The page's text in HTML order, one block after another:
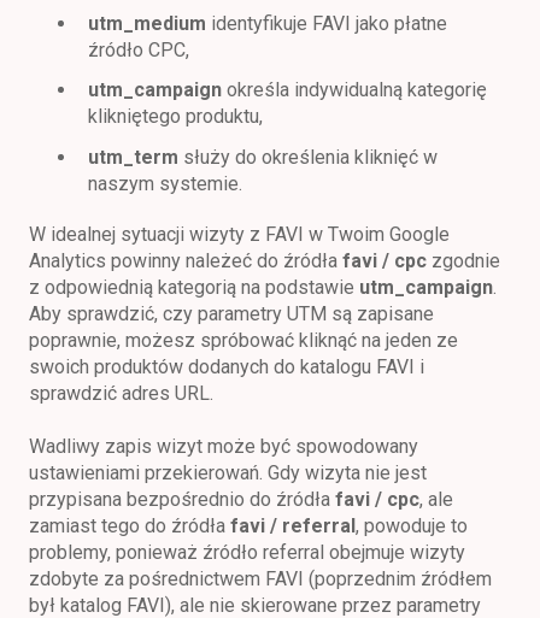
utm_medium identyfikuje FAVI jako płatne
źródło CPC,
utm_campaign określa indywidualną kategorię
klikniętego produktu,
utm_term służy do określenia kliknięć w
naszym systemie.
W idealnej sytuacji wizyty z FAVI w Twoim Google
Analytics powinny należeć do źródła favi / cpc zgodnie
z odpowiednią kategorią na podstawie utm_campaign
Aby sprawdzić, czy parametry UTM są zapisane
poprawnie, możesz spróbować kliknąć na jeden ze
swoich produktów dodanych do katalogu FAVI i
sprawdzić adres URL.
Wadliwy zapis wizyt może być spowodowany
ustawieniami przekierowań. Gdy wizyta nie jest
przypisana bezpośrednio do źródła favi / cpc, ale
zamiast tego do źródła favi / referral, powoduje to
problemy, ponieważ źródło referral obejmuje wizyty
zdobyte za pośrednictwem FAVI (poprzednim źródłem
był katalog FAVI), ale nie skierowane przez parametry